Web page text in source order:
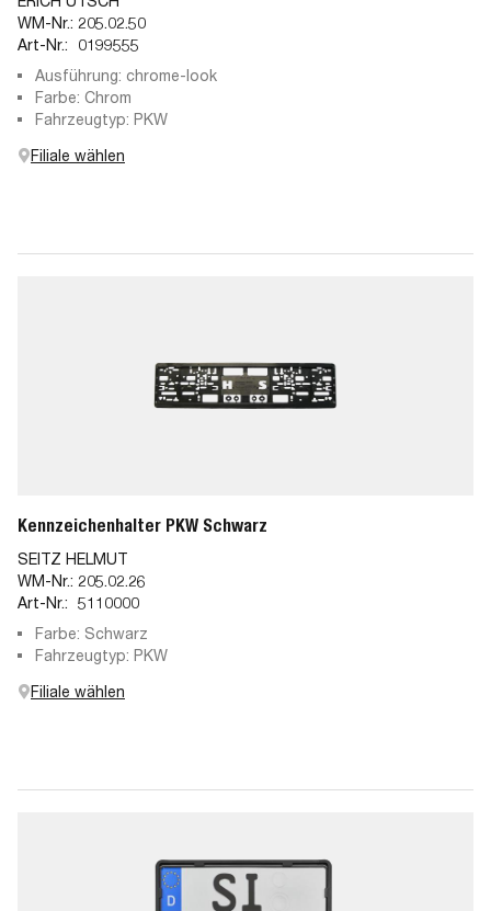
WM-Nr.: 205.02.50
Art-Nr.:
0199555
Ausführung: chrome-look
Farbe: Chrom
Fahrzeugtyp: PKW
Filiale wählen
Kennzeichenhalter PKW Schwarz
SEITZ HELMUT
WM-Nr.: 205.02.26
Art-Nr.: 5110000
Farbe: Schwarz
Fahrzeugtyp: PKW
Filiale wählen